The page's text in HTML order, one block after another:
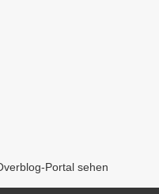
Portal sehen